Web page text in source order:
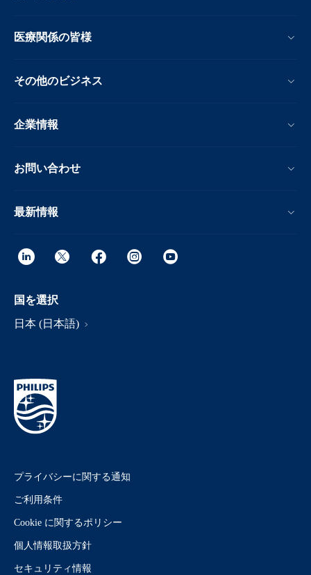
医療関係の皆様
その他のビジネス
企業情報
お問い合わせ
最新情報
国を選択
日本 (日本語)
プライバシーに関する通知
ご利用条件
Cookie に関するポリシー
個人情報取扱方針
セキュリティ情報